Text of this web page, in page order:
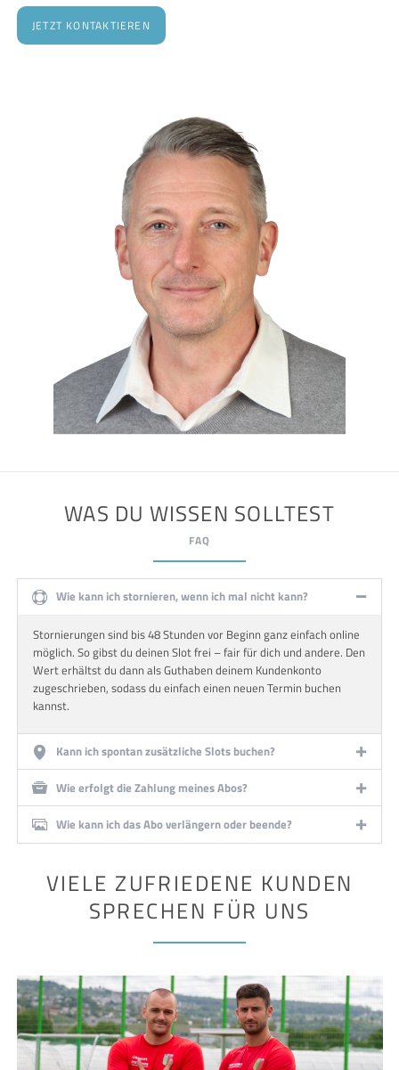
JETZT KONTAKTIEREN
WAS DU WISSEN SOLLTEST
FAQ
Wie kann ich stornieren, wenn ich mal nicht kann?
Stornierungen sind bis 48 Stunden vor Beginn ganz einfach online
möglich. So gibst du deinen Slot frei – fair für dich und andere. Den
Wert erhältst du dann als Guthaben deinem Kundenkonto
zugeschrieben, sodass du einfach einen neuen Termin buchen
kannst.
Kann ich spontan zusätzliche Slots buchen?
Wie erfolgt die Zahlung meines Abos?
Wie kann ich das Abo verlängern oder beende?
VIELE ZUFRIEDENE KUNDEN
SPRECHEN FÜR UNS